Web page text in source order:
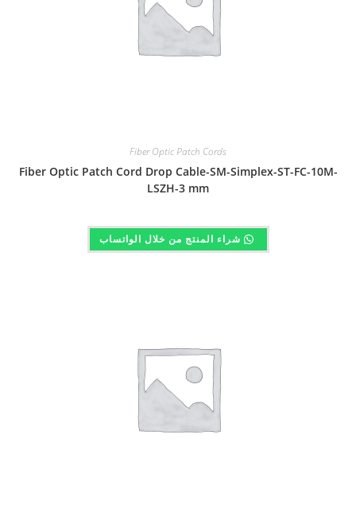
Fiber Optic Patch Cords
Fiber Optic Patch Cord Drop Cable-SM-Simplex-ST-FC-10M-
LSZH-3 mm
شراء المنتج من خلال الواتساب